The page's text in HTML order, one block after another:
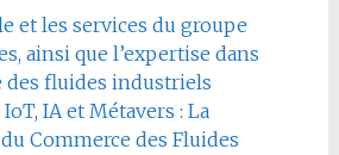
et les services du groupe
ainsi que l’expertise dans
des fluides industriels
IA et Métavers : La
Commerce des Fluides